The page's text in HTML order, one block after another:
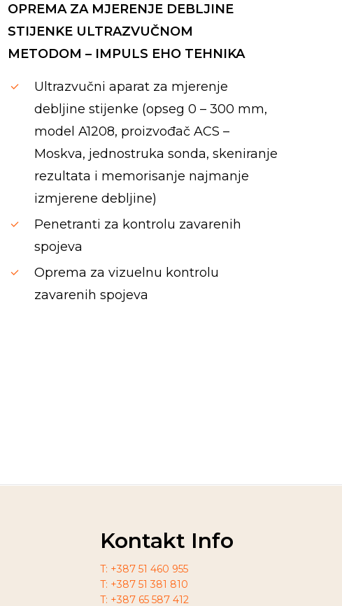
OPREMA ZA MJERENJE DEBLJINE
STIJENKE ULTRAZVUČNOM
METODOM – IMPULS EHO TEHNIKA
Ultrazvučni aparat za mjerenje
debljine stijenke (opseg 0 – 300 mm,
model A1208, proizvođač ACS –
Moskva, jednostruka sonda, skeniranje
rezultata i memorisanje najmanje
izmjerene debljine)
Penetranti za kontrolu zavarenih
spojeva
Oprema za vizuelnu kontrolu
zavarenih spojeva
Kontakt Info
T: +387 51 460 955
T: +387 51 381 810
T: +387 65 587 412